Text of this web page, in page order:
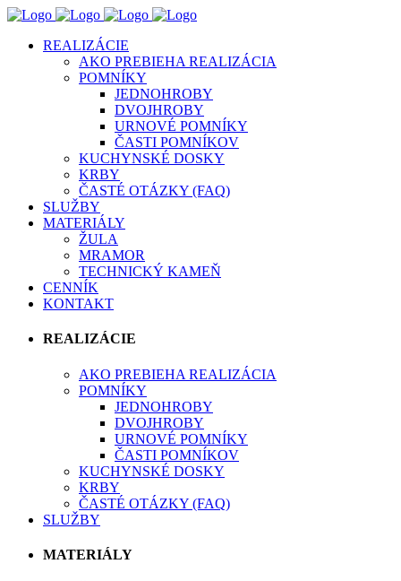
REALIZÁCIE
AKO PREBIEHA REALIZÁCIA
POMNÍKY
JEDNOHROBY
DVOJHROBY
URNOVÉ POMNÍKY
ČASTI POMNÍKOV
KUCHYNSKÉ DOSKY
KRBY
ČASTÉ OTÁZKY (FAQ)
SLUŽBY
MATERIÁLY
ŽULA
MRAMOR
TECHNICKÝ KAMEŇ
CENNÍK
KONTAKT
REALIZÁCIE
AKO PREBIEHA REALIZÁCIA
POMNÍKY
JEDNOHROBY
DVOJHROBY
URNOVÉ POMNÍKY
ČASTI POMNÍKOV
KUCHYNSKÉ DOSKY
KRBY
ČASTÉ OTÁZKY (FAQ)
SLUŽBY
MATERIÁLY